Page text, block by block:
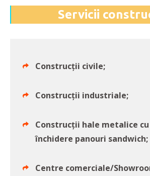
Servicii
Construcții civile;
Construcții industriale;
Construcții hale metalice cu
închidere panouri sandwich;
Centre comerciale/